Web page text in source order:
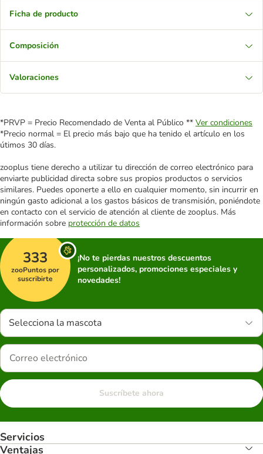
Ficha de producto
Composición
Valoraciones
*PRVP = Precio Recomendado de Venta al Público ** Ver condiciones
*Precio normal = El precio más bajo que ha tenido el artículo en los
útimos 30 días.
zooplus tiene derecho a utilizar tu dirección de correo electrónico para
enviarte publicidad directa sobre sus propios productos o servicios
similares. Puedes oponerte a ello en cualquier momento, sin incurrir en
ningún gasto adicional a los gastos básicos de transmisión, poniéndote
en contacto con el servicio de atención al cliente de zooplus. Más
información sobre protección de datos
333
zooPuntos por
suscribirte
¡No te pierdas nuestros descuentos
personalizados, promociones especiales y
novedades!
Selecciona la mascota
Suscríbete ahora
Servicios
Ventajas